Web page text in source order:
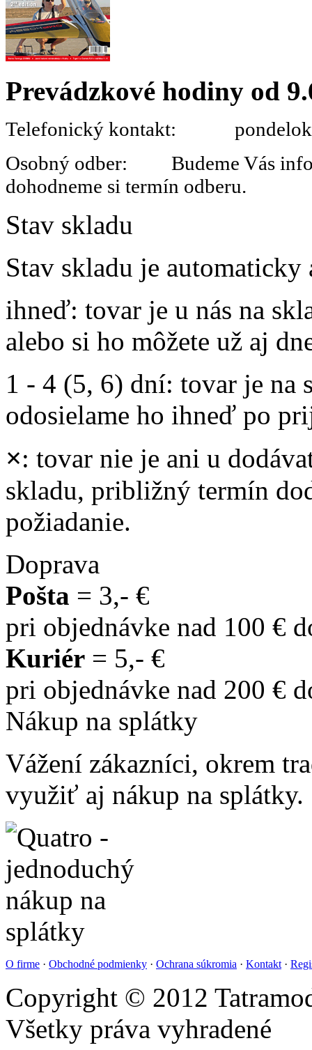
Prevádzkové hodiny od
Telefonický kontakt:
Osobný odber: Budeme Vás
dohodneme si termín odberu.
Stav skladu
Stav skladu je
ihneď: tovar je u nás na
alebo si ho môžete už aj
1 - 4 (5, 6) dní: tovar je na
odosielame ho ihneď po
×: tovar nie je ani u
skladu, približný termín
požiadanie.
Doprava
Pošta = 3,- €
pri objednávke nad 100 €
Kuriér = 5,- €
pri objednávke nad 200 €
Nákup na splátky
Vážení zákazníci, okrem
využiť aj nákup na splátky.
O firme · Obchodné podmienky · Ochrana súkromia · Kontakt ·
Copyright © 2012
Všetky práva vyhradené